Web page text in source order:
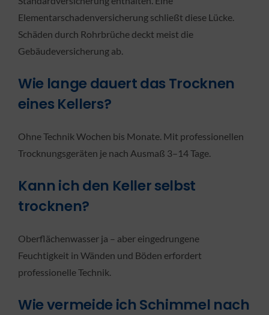
Elementarschadenversicherung schließt diese Lücke.
Schäden durch Rohrbrüche deckt meist die
Gebäudeversicherung ab.
Wie lange dauert das Trocknen
eines Kellers?
Ohne Technik Wochen bis Monate. Mit professionellen
Trocknungsgeräten je nach Ausmaß 3–14 Tage.
Kann ich den Keller selbst
trocknen?
Oberflächenwasser ja – aber eingedrungene
Feuchtigkeit in Wänden und Böden erfordert
professionelle Technik.
Wie vermeide ich Schimmel nach